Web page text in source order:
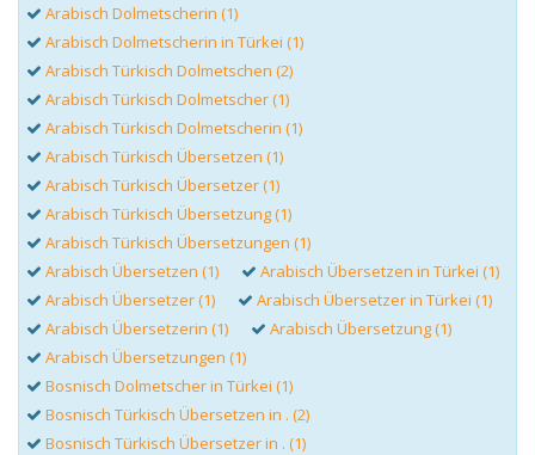
Arabisch Dolmetscherin (1)
Arabisch Dolmetscherin in Türkei (1)
Arabisch Türkisch Dolmetschen (2)
Arabisch Türkisch Dolmetscher (1)
Arabisch Türkisch Dolmetscherin (1)
Arabisch Türkisch Übersetzen (1)
Arabisch Türkisch Übersetzer (1)
Arabisch Türkisch Übersetzung (1)
Arabisch Türkisch Übersetzungen (1)
Arabisch Übersetzen (1)
Arabisch Übersetzen in Türkei (1)
Arabisch Übersetzer (1)
Arabisch Übersetzer in Türkei (1)
Arabisch Übersetzerin (1)
Arabisch Übersetzung (1)
Arabisch Übersetzungen (1)
Bosnisch Dolmetscher in Türkei (1)
Bosnisch Türkisch Übersetzen in . (2)
Bosnisch Türkisch Übersetzer in . (1)